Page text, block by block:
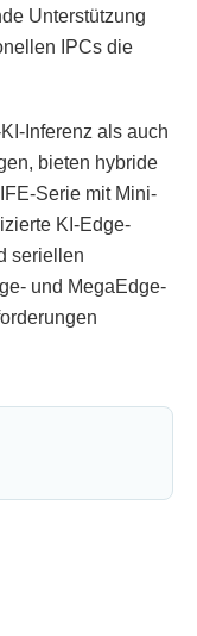
Unterstützung
IPCs die
Inferenz als auch
bieten hybride
Serie mit Mini-
KI-Edge-
seriellen
und MegaEdge-